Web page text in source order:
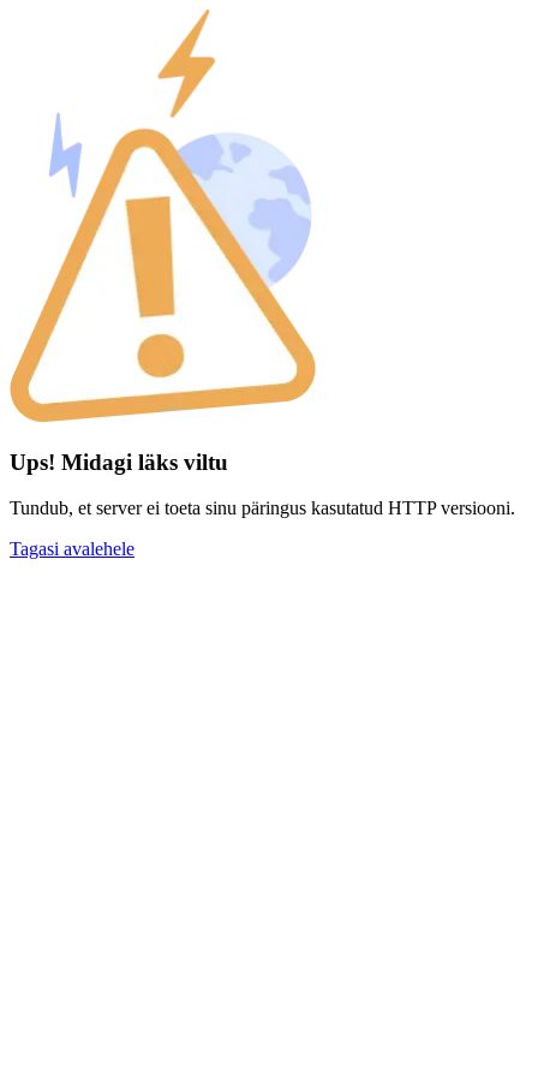
Ups! Midagi läks viltu
Tundub, et server ei toeta sinu päringus kasutatud HTTP versiooni.
Tagasi avalehele